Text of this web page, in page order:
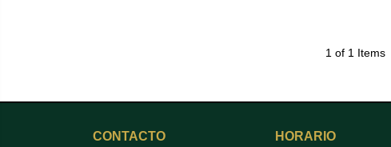
1 of 1 Items
CONTACTO HORARIO